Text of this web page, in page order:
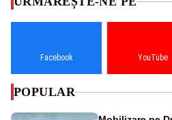
Facebook YouTube
POPULAR